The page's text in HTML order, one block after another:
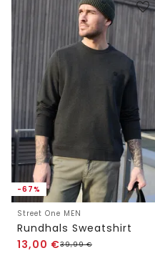
-67%
Street One MEN
Rundhals Sweatshirt
13,00 €39,99€